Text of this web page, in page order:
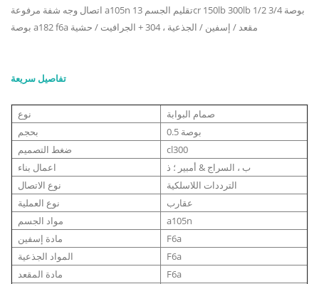
اتصال وجه شفة مرفوعة a105n تقليم الجسم 13cr 150lb 300lb 1/2 بوصة 3/4
بوصة a182 f6a مقعد / إسفين / الجذعية ، 304 + الجرافيت / حشية
تفاصيل سريعة
نوع
صمام البوابة
بحجم
0.5 بوصة
ضغط التصميم
cl300
اعمال بناء
ب ، السراج & أمبير ؛ ذ
نوع الاتصال
الترددات اللاسلكية
نوع العملية
عقارب
مواد الجسم
a105n
مادة إسفين
F6a
المواد الجذعية
F6a
مادة المقعد
F6a